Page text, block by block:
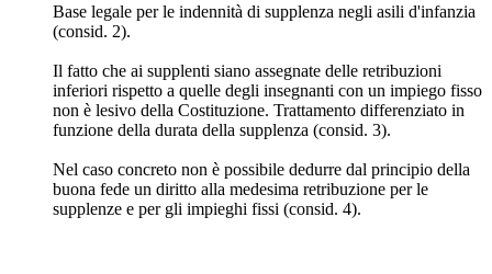
Base legale per le indennità di supplenza negli asili d'infanzia
(consid. 2).
Il fatto che ai supplenti siano assegnate delle retribuzioni
inferiori rispetto a quelle degli insegnanti con un impiego fisso
non è lesivo della Costituzione. Trattamento differenziato in
funzione della durata della supplenza (consid. 3).
Nel caso concreto non è possibile dedurre dal principio della
buona fede un diritto alla medesima retribuzione per le
supplenze e per gli impieghi fissi (consid. 4).